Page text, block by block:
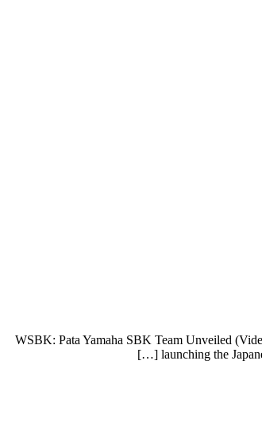
WSBK: Pata Yamaha SBK Team Unveiled
launching the